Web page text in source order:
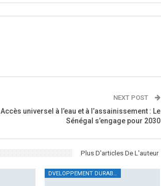
NEXT POST
Accès universel à l’eau et à l’assainissement : Le
Sénégal s’engage pour 2030
Plus D'articles De L'auteur
DVELOPPEMENT DURABLE